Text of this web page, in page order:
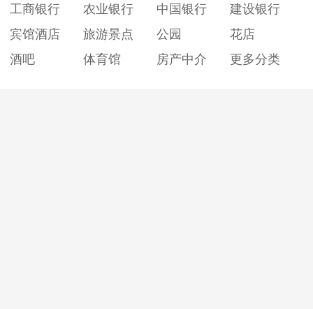
工商银行
农业银行 中国银行
建设银行
宾馆酒店
旅游景点 公园
花店
酒吧
体育馆 房产中介 更多分类